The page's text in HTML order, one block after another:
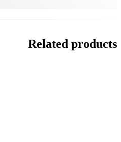
Related products